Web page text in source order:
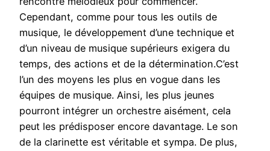
Cependant, comme pour tous les outils de
musique, le développement d’une technique et
d’un niveau de musique supérieurs exigera du
temps, des actions et de la détermination.C’est
l’un des moyens les plus en vogue dans les
équipes de musique. Ainsi, les plus jeunes
pourront intégrer un orchestre aisément, cela
peut les prédisposer encore davantage. Le son
de la clarinette est véritable et sympa. De plus,